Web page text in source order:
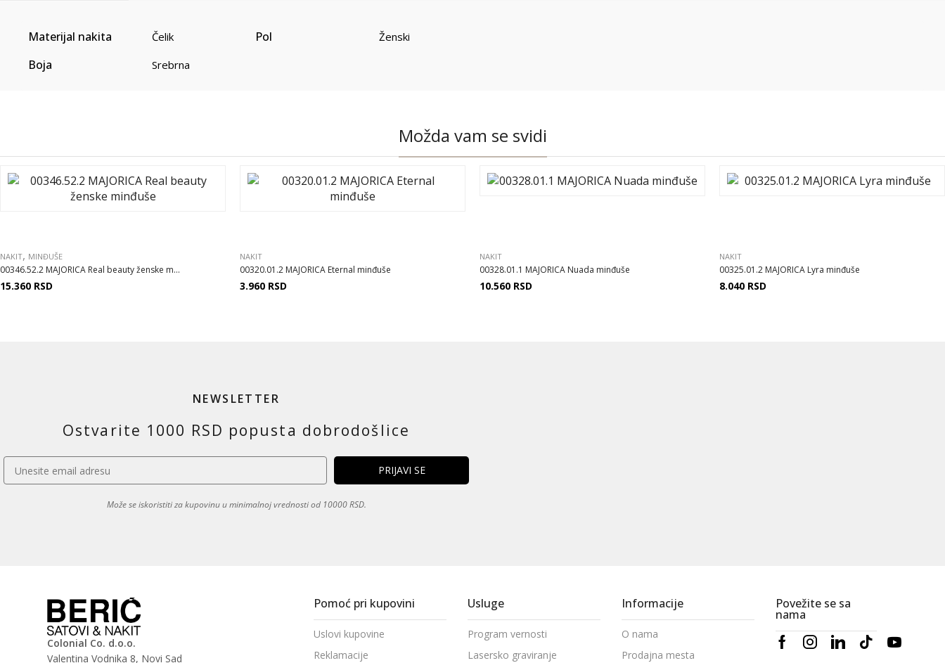
Materijal nakita Čelik Pol Ženski
Boja Srebrna
Možda vam se svidi
NAKIT, MINĐUŠE
00346.52.2 MAJORICA Real beauty ženske m...
15.360 RSD
NAKIT
00320.01.2 MAJORICA Eternal minđuše
3.960 RSD
NAKIT
00328.01.1 MAJORICA Nuada minđuše
10.560 RSD
NAKIT
00325.01.2 MAJORICA Lyra minđuše
8.040 RSD
NEWSLETTER
Ostvarite 1000 RSD popusta dobrodošlice
Može se iskoristiti za kupovinu u minimalnoj vrednosti od 10000 RSD.
Colonial Co. d.o.o.
Valentina Vodnika 8, Novi Sad
Pomoć pri kupovini
Uslovi kupovine
Reklamacije
Usluge
Program vernosti
Lasersko graviranje
Informacije
O nama
Prodajna mesta
Povežite se sa
nama